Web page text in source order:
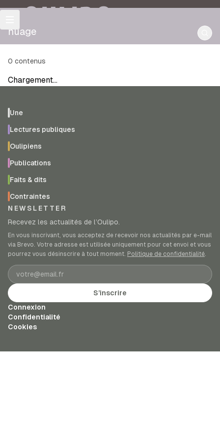
OULIPO
nuage
0 contenus
Chargement…
Une
Lectures publiques
Oulipiens
Publications
Faits & dits
Contraintes
NEWSLETTER
Recevez les actualités de l’Oulipo.
En vous inscrivant, vous acceptez de recevoir nos actualités par e-mail
via Brevo. Votre adresse est utilisée uniquement pour cet envoi et vous
pourrez vous désinscrire à tout moment. Politique de confidentialité.
Adresse e-mail
S’inscrire
Connexion
Confidentialité
Cookies